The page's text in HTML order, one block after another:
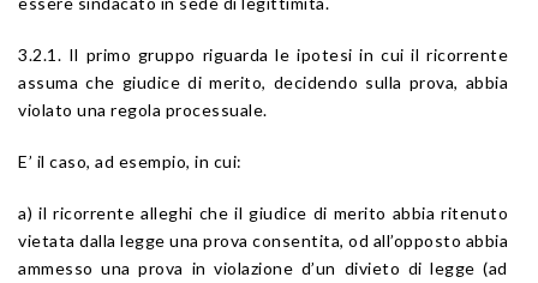
3.2.1. Il primo gruppo riguarda le ipotesi in cui il ricorrente
assuma che giudice di merito, decidendo sulla prova, abbia
violato una regola processuale.
E’ il caso, ad esempio, in cui:
a) il ricorrente alleghi che il giudice di merito abbia ritenuto
vietata dalla legge una prova consentita, od all’opposto abbia
ammesso una prova in violazione d’un divieto di legge (ad